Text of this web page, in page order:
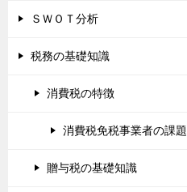
ＳＷＯＴ分析
税務の基礎知識
消費税の特徴
消費税免税事業者の課題
贈与税の基礎知識